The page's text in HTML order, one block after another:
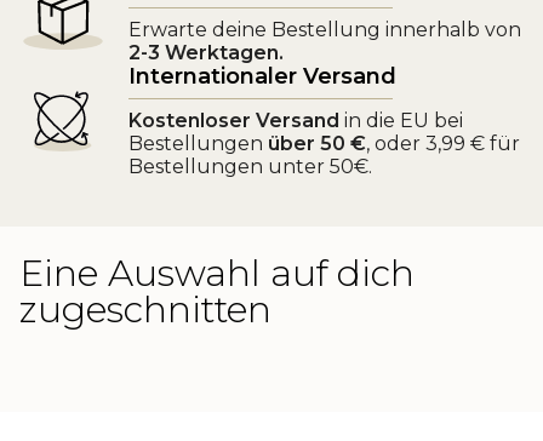
Erwarte deine Bestellung innerhalb von
2-3 Werktagen.
Internationaler Versand
Kostenloser Versand in die EU bei
Bestellungen über 50 €, oder 3,99 € für
Bestellungen unter 50€.
Eine Auswahl auf dich
zugeschnitten